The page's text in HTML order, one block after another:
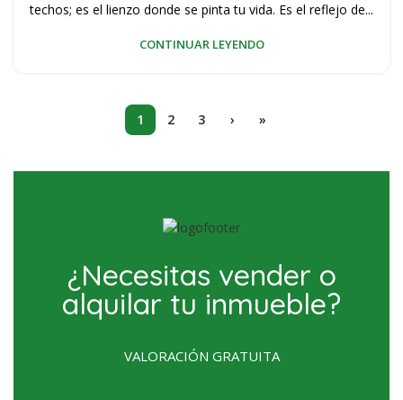
techos; es el lienzo donde se pinta tu vida. Es el reflejo de...
CONTINUAR LEYENDO
1 2 3 › »
¿Necesitas vender o
alquilar tu inmueble?
VALORACIÓN GRATUITA